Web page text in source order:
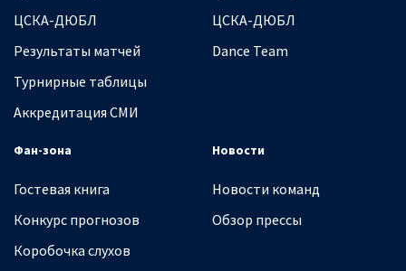
ЦСКА-ДЮБЛ
Результаты матчей
Турнирные таблицы
Аккредитация СМИ
ЦСКА-ДЮБЛ
Dance Team
Фан-зона
Гостевая книга
Конкурс прогнозов
Коробочка слухов
Новости
Новости команд
Обзор прессы